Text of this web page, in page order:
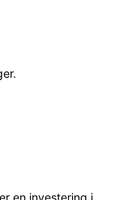
en investering i